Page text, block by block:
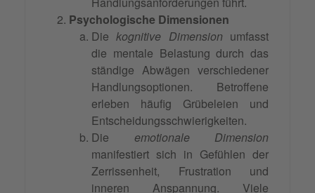
Psychologische Dimensionen
Diekognitive Dimension umfasst
die mentale Belastung durch das
ständige Abwägen verschiedener
Handlungsoptionen. Betroffene
erleben häufig Grübeleien und
Entscheidungsschwierigkeiten.
Die emotionale Dimension
manifestiert sich in Gefühlen der
Zerrissenheit, Frustration und
inneren Anspannung. Viele